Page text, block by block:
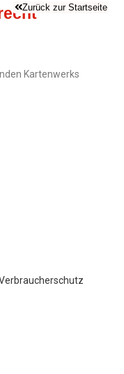
Zurück zur Startseite
Kartenwerks